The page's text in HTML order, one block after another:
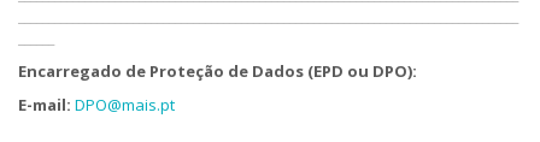
Encarregado de Proteção de Dados (EPD ou DPO):
E-mail: DPO@mais.pt